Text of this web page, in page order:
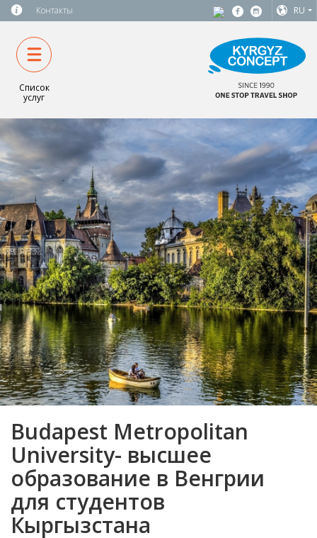
Контакты RU
Список
услуг
Budapest Metropolitan
University- высшее
образование в Венгрии
для студентов
Кыргызстана